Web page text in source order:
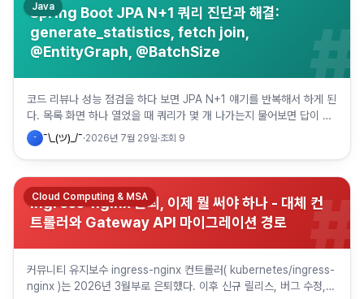
Spring Boot JPA N+1 쿼리 진단과 해결:
generate_statistics, fetch join,
@EntityGraph, @BatchSize
#
Java
코드 리뷰나 성능 점검을 하다 보면 JPA N+1 얘기를 반복해서 하게 된
다. 목록 화면 하나 열었을 때 쿼리가 몇 개 나가는지 물어보면 답이 바
로 안 나오는 경우가 많고, 원인을 찾은 뒤에도 fe…
¯ ¯\_(ツ)_/¯·2026년 7월 29일·조회 9
ingress-nginx 은퇴, 이제 뭘 써야 하나 - 대체 컨
트롤러와 Gateway API 마이그레이션 경로
#
Cloud Computing & MSA
커뮤니티 유지보수 ingress-nginx 컨트롤러( kubernetes/ingress-
nginx )는 2026년 3월부로 은퇴했다. 이후 신규 릴리스, 버그 수정,